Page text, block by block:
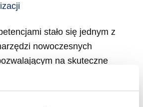
stało się jednym z
nowoczesnych
na skuteczne
ludzkimi oraz rozwój
omówimy, czym jest